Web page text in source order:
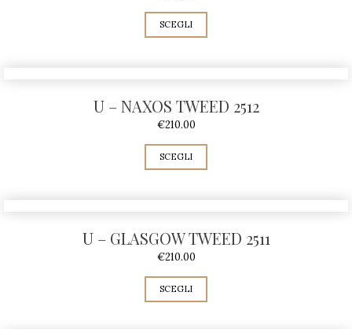
SCEGLI
U – NAXOS TWEED 2512
€210.00
SCEGLI
U – GLASGOW TWEED 2511
€210.00
SCEGLI